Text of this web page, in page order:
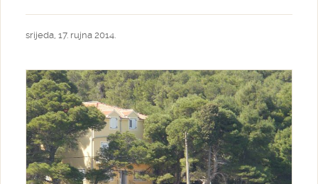
srijeda, 17. rujna 2014.